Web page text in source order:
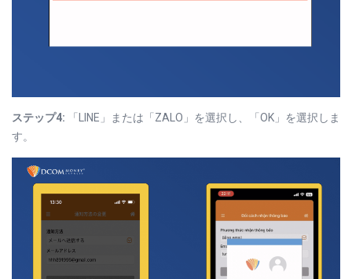
ステップ4: 「LINE」または「ZALO」を選択し、「OK」を選択しま
す。